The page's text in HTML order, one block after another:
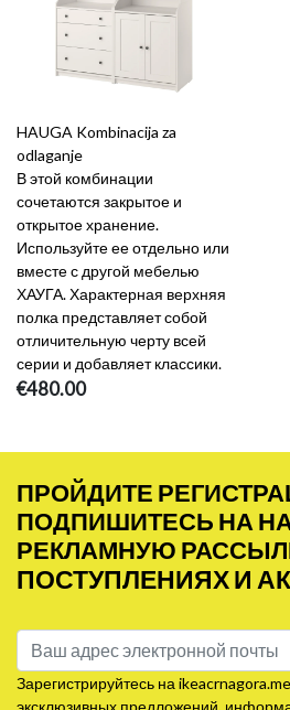
HAUGA Kombinacija za
odlaganje
В этой комбинации
сочетаются закрытое и
открытое хранение.
Используйте ее отдельно или
вместе с другой мебелью
ХАУГА. Характерная верхняя
полка представляет собой
отличительную черту всей
серии и добавляет классики.
€480.00
ПРОЙДИТЕ
ПОДПИШИТЕСЬ НА
РЕКЛАМНУЮ
ПОСТУПЛЕНИЯХ И
Зарегистрируйтесь на
эксклюзивных предложений,